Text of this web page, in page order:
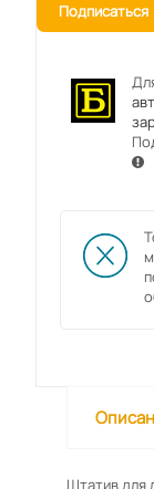
Подписаться
Штатив для